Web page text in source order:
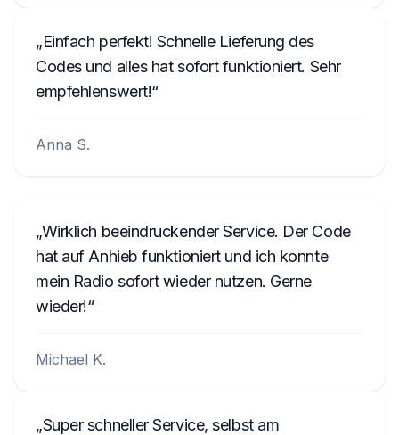
Einfach perfekt! Schnelle Lieferung des
Codes und alles hat sofort funktioniert. Sehr
empfehlenswert!
Anna S.
Wirklich beeindruckender Service. Der Code
hat auf Anhieb funktioniert und ich konnte
mein Radio sofort wieder nutzen. Gerne
wieder!
Michael K.
Super schneller Service, selbst am